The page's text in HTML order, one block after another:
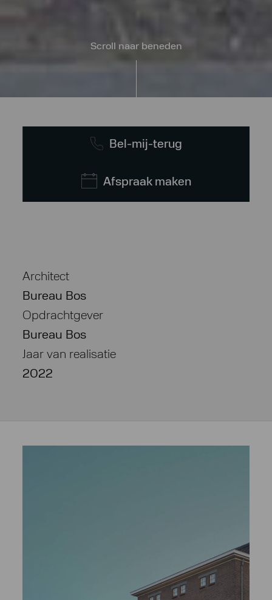
Scroll naar beneden
Bel-mij-terug
Afspraak maken
Architect
Bureau Bos
Opdrachtgever
Bureau Bos
Jaar van realisatie
2022